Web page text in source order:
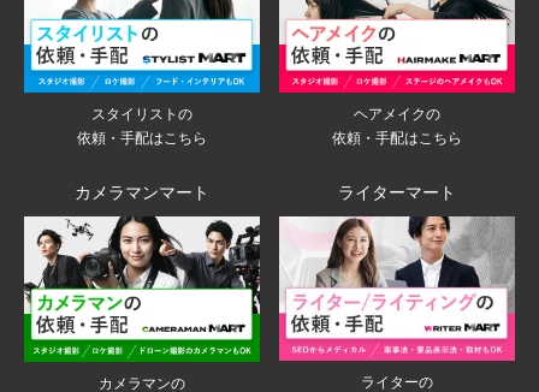
スタイリストの
依頼・手配はこちら
ヘアメイクの
依頼・手配はこちら
カメラマンマート
カメラマンの
ライターマート
ライターの